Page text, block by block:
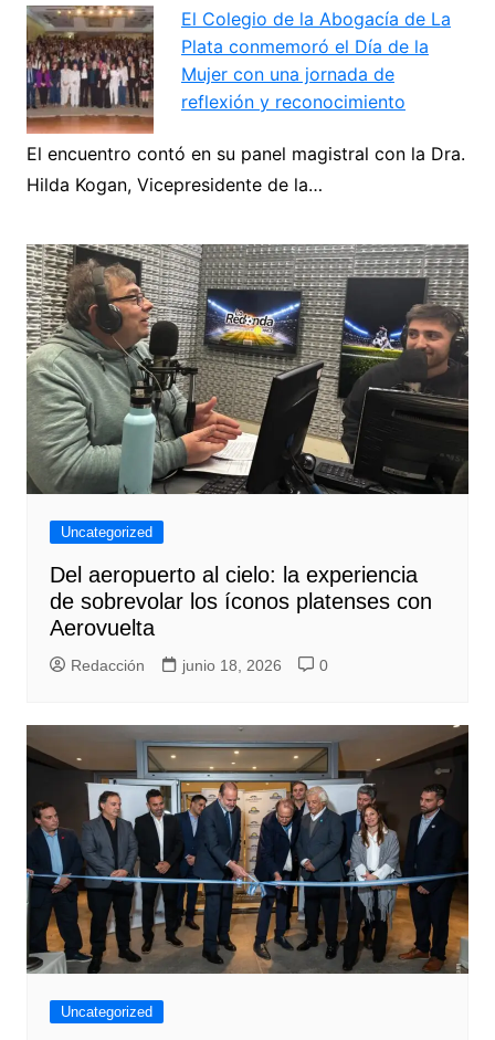
El Colegio de la Abogacía de La
Plata conmemoró el Día de la
Mujer con una jornada de
reflexión y reconocimiento
El encuentro contó en su panel magistral con la Dra.
Hilda Kogan, Vicepresidente de la…
Uncategorized
Del aeropuerto al cielo: la experiencia
de sobrevolar los íconos platenses con
Aerovuelta
Redacción junio 18, 2026 0
Uncategorized